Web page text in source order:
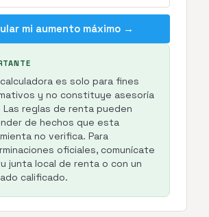
mi aumento máximo →
es solo para fines
y no constituye asesoría
Las reglas de renta pueden
de hechos que esta
no verifica. Para
oficiales, comunícate
junta local de renta o con un
calificado.